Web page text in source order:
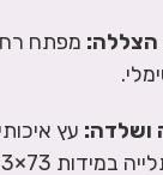
ושלדה: